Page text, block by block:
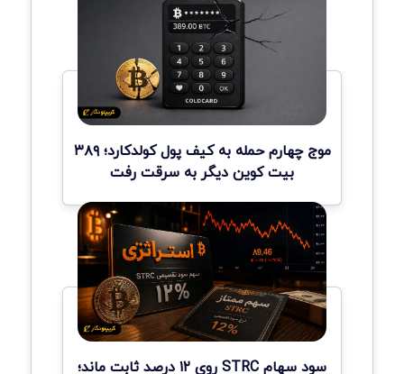
موج چهارم حمله به کیف پول کولدکارد؛ ۳۸۹
بیت کوین دیگر به سرقت رفت
سود سهام STRC روی ۱۲ درصد ثابت ماند؛